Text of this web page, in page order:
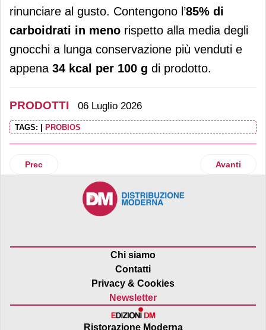
rinunciare al gusto. Contengono l’85% di
carboidrati in meno rispetto alla media degli
gnocchi a lunga conservazione più venduti e
appena 34 kcal per 100 g di prodotto.
PRODOTTI 06 Luglio 2026
TAGS: PROBIOS
Articolo precedente: Alce Nero amplia la proposta
Prec Articolo
Avanti
Chi siamo
Contatti
Privacy & Cookies
Newsletter
Ristorazione Moderna